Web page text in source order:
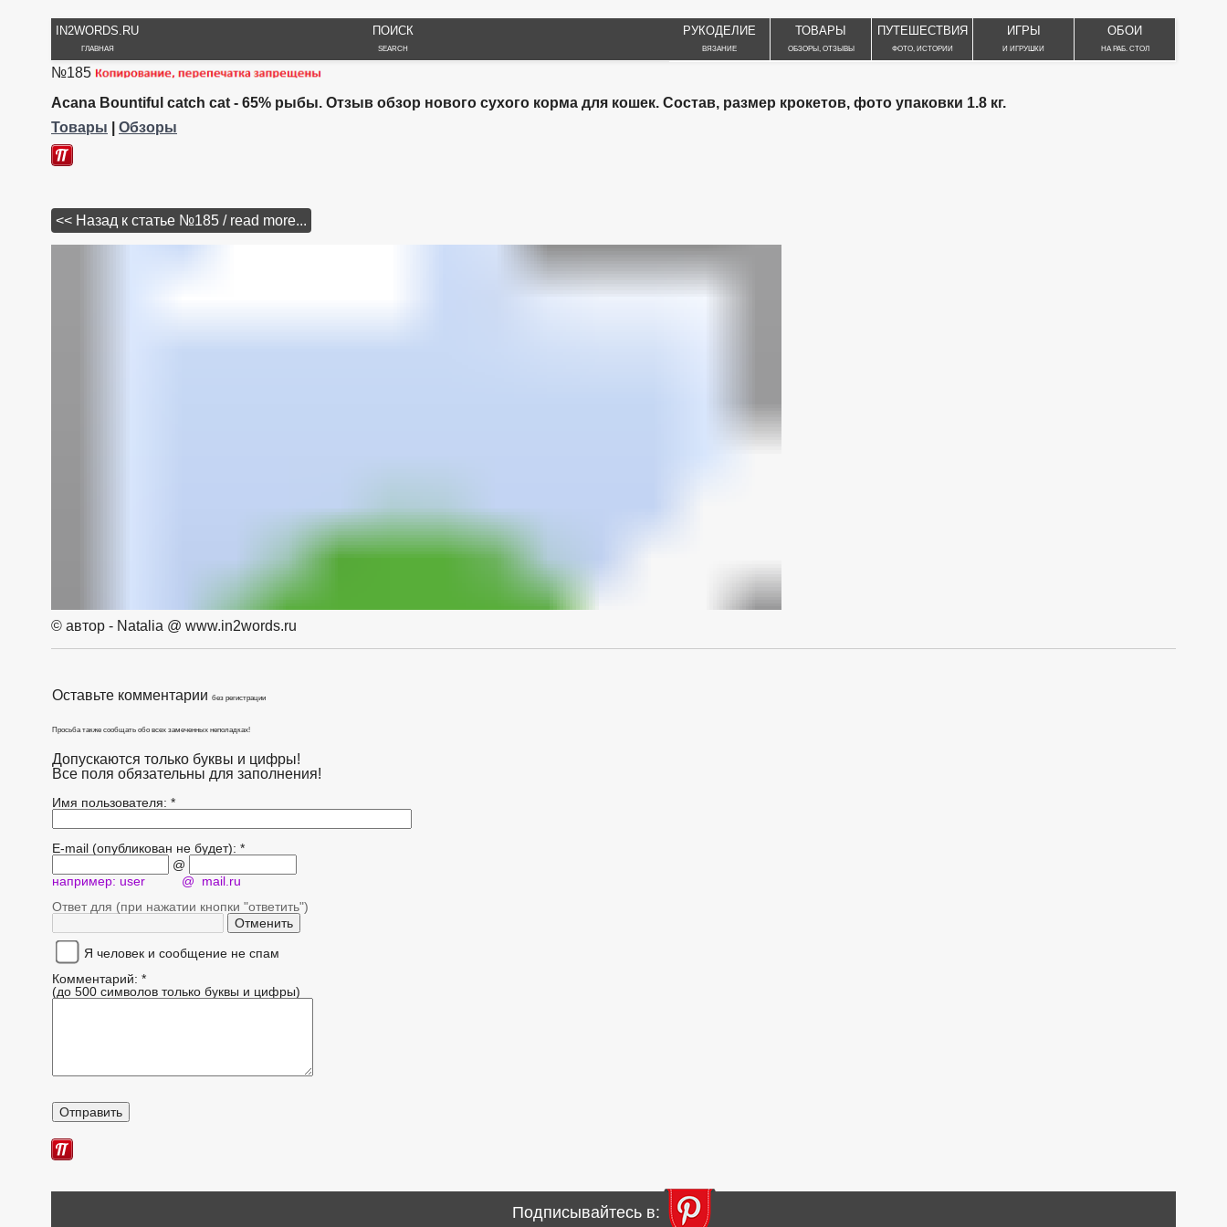
IN2WORDS.RU
ГЛАВНАЯ
ПОИСК
SEARCH
РУКОДЕЛИЕ
ВЯЗАНИЕ
ТОВАРЫ
ОБЗОРЫ, ОТЗЫВЫ
ПУТЕШЕСТВИЯ
ФОТО, ИСТОРИИ
ИГРЫ
И ИГРУШКИ
ОБОИ
НА РАБ. СТОЛ
№185
Acana Bountiful catch cat - 65% рыбы. Отзыв обзор нового сухого корма для кошек. Состав, размер крокетов, фото упаковки 1.8 кг.
Товары
Обзоры
<< Назад к статье №185 / read more...
© автор - Natalia @ www.in2words.ru
Оставьте комментарии без регистрации
Просьба также сообщать обо всех замеченных неполадках!
Допускаются только буквы и цифры!
Все поля обязательны для заполнения!
Имя пользователя: *
E-mail (опубликован не будет): *
@
например: user @ mail.ru
Ответ для (при нажатии кнопки "ответить")
Я человек и сообщение не спам
Комментарий: *
(до 500 символов только буквы и цифры)
Подписывайтесь в: